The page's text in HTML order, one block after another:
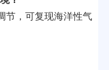
节，可复现海洋性气